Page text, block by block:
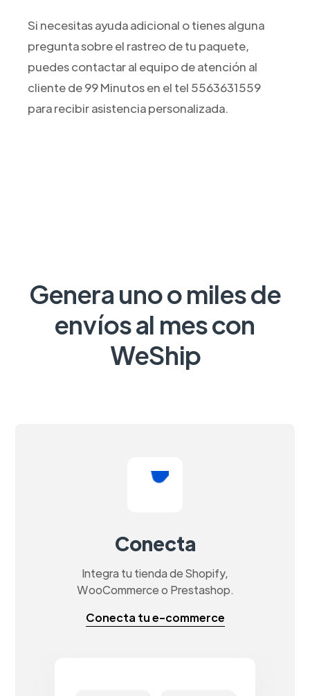
Si necesitas ayuda adicional o tienes alguna
pregunta sobre el rastreo de tu paquete,
puedes contactar al equipo de atención al
cliente de 99 Minutos en el tel 5563631559
para recibir asistencia personalizada.
Genera uno o miles de
envíos al mes con
WeShip
Conecta
Integra tu tienda de Shopify,
WooCommerce o Prestashop.
Conecta tu e-commerce